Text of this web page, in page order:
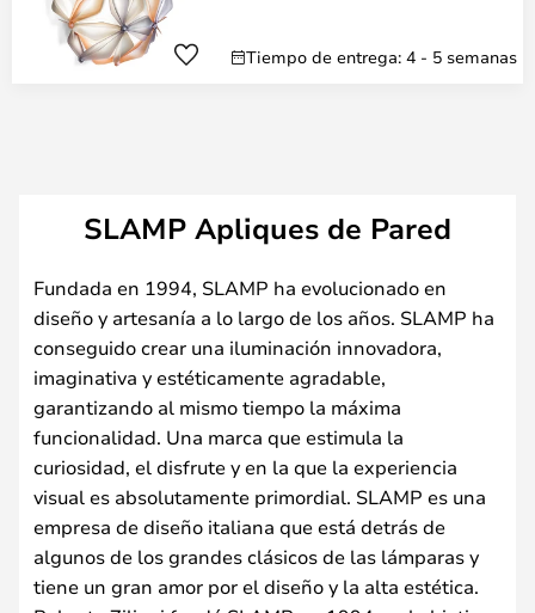
Tiempo de entrega: 4 - 5 semanas
SLAMP Apliques de Pared
Fundada en 1994, SLAMP ha evolucionado en
diseño y artesanía a lo largo de los años. SLAMP ha
conseguido crear una iluminación innovadora,
imaginativa y estéticamente agradable,
garantizando al mismo tiempo la máxima
funcionalidad. Una marca que estimula la
curiosidad, el disfrute y en la que la experiencia
visual es absolutamente primordial. SLAMP es una
empresa de diseño italiana que está detrás de
algunos de los grandes clásicos de las lámparas y
tiene un gran amor por el diseño y la alta estética.